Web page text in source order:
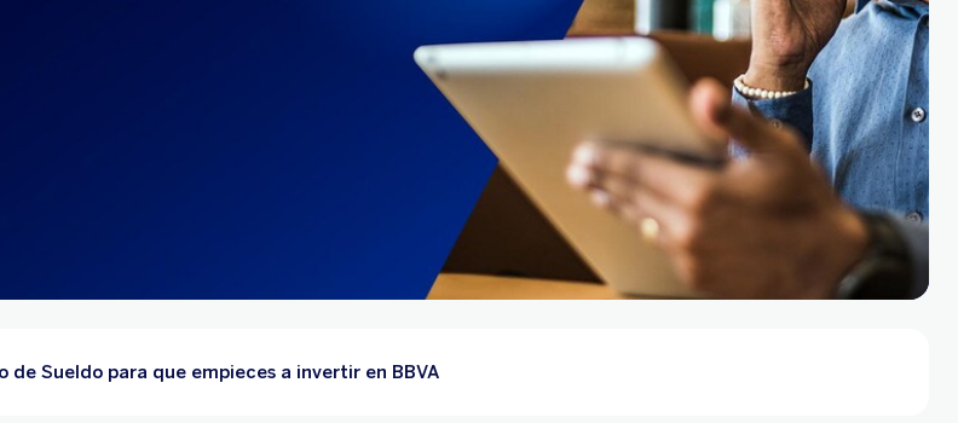
de Sueldo para que empieces a invertir en BBVA